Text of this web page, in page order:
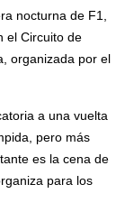
nocturna de F1,
el Circuito de
organizada por el
a una vuelta
pero más
es la cena de
para los